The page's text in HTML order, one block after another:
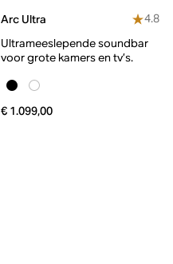
Arc Ultra
4.8
Ultrameeslepende soundbar
voor grote kamers en tv’s.
€ 1.099,00